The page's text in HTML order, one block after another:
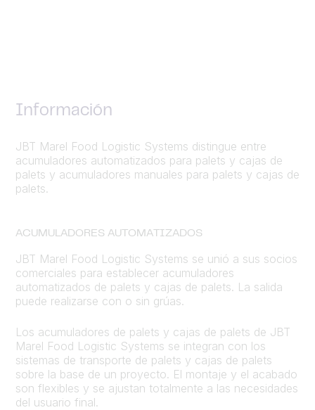
Información
JBT Marel Food Logistic Systems distingue entre
acumuladores automatizados para palets y cajas de
palets y acumuladores manuales para palets y cajas de
palets.
ACUMULADORES AUTOMATIZADOS
JBT Marel Food Logistic Systems se unió a sus socios
comerciales para establecer acumuladores
automatizados de palets y cajas de palets. La salida
puede realizarse con o sin grúas.
Los acumuladores de palets y cajas de palets de JBT
Marel Food Logistic Systems se integran con los
sistemas de transporte de palets y cajas de palets
sobre la base de un proyecto. El montaje y el acabado
son flexibles y se ajustan totalmente a las necesidades
del usuario final.